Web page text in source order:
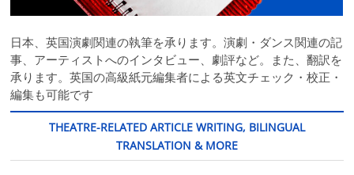
日本、英国演劇関連の執筆を承ります。演劇・ダンス関連の記
事、アーティストへのインタビュー、劇評など。また、翻訳を
承ります。英国の高級紙元編集者による英文チェック・校正・
編集も可能です
THEATRE-RELATED ARTICLE WRITING, BILINGUAL
TRANSLATION & MORE